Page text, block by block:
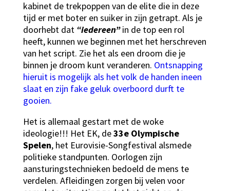
kabinet de trekpoppen van de elite die in deze
tijd er met boter en suiker in zijn getrapt. Als je
doorhebt dat“iedereen”in de top een rol
heeft, kunnen we beginnen met het herschreven
van het script. Zie het als een droom die je
binnen je droom kunt veranderen. Ontsnapping
hieruit is mogelijk als het volk de handen ineen
slaat en zijn fake geluk overboord durft te
gooien.
Het is allemaal gestart met de woke
ideologie!!! Het EK, de33e Olympische
Spelen, het Eurovisie-Songfestival alsmede
politieke standpunten. Oorlogen zijn
aansturingstechnieken bedoeld de mens te
verdelen. Afleidingen zorgen bij velen voor